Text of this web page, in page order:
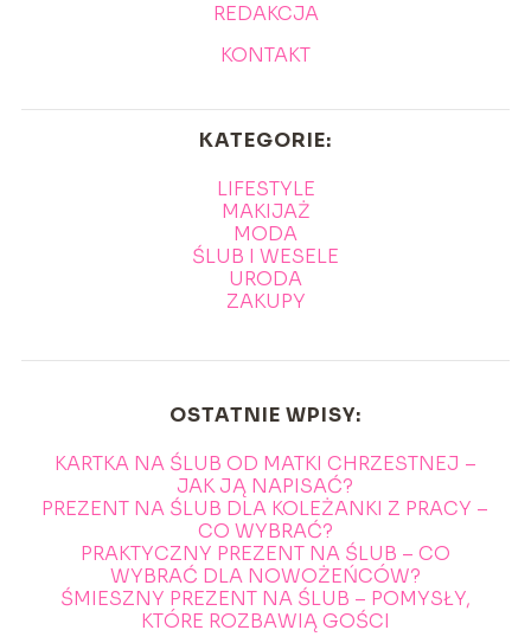
REDAKCJA
KONTAKT
KATEGORIE:
LIFESTYLE
MAKIJAŻ
MODA
ŚLUB I WESELE
URODA
ZAKUPY
OSTATNIE WPISY:
KARTKA NA ŚLUB OD MATKI CHRZESTNEJ –
JAK JĄ NAPISAĆ?
PREZENT NA ŚLUB DLA KOLEŻANKI Z PRACY –
CO WYBRAĆ?
PRAKTYCZNY PREZENT NA ŚLUB – CO
WYBRAĆ DLA NOWOŻEŃCÓW?
ŚMIESZNY PREZENT NA ŚLUB – POMYSŁY,
KTÓRE ROZBAWIĄ GOŚCI